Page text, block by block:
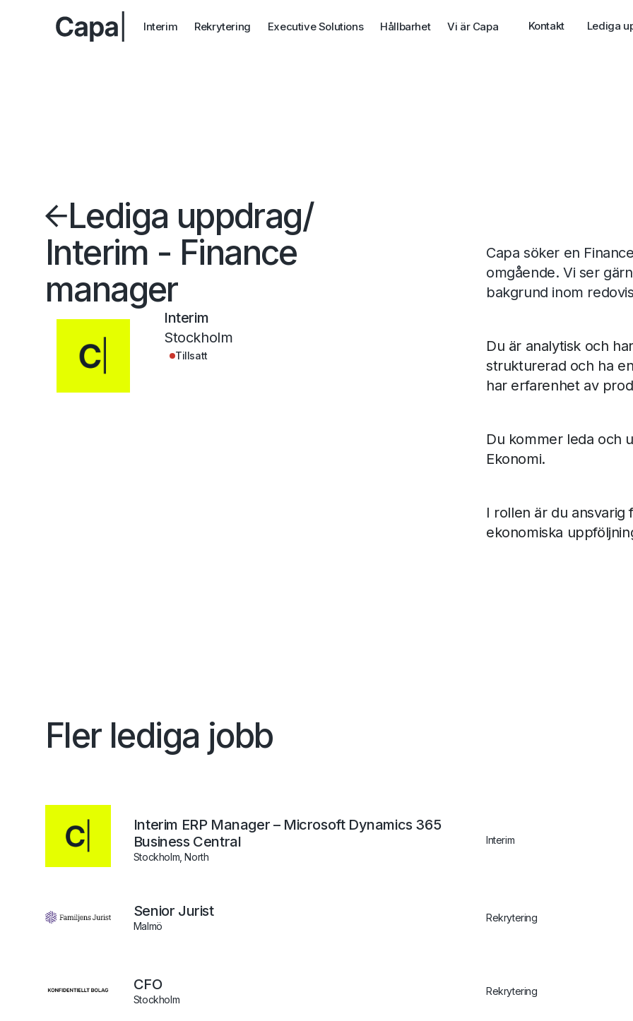
Interim Rekrytering Executive Solutions Hållbarhet Vi är Capa Kontakt Lediga
Lediga uppdrag/
Interim - Finance
manager
Interim
Stockholm
Tillsatt
Capa söker en
omgående. Vi ser
bakgrund inom
Du är analytisk och
strukturerad och ha
har erfarenhet av
Du kommer leda och
Ekonomi.
I rollen är du ansvarig
ekonomiska
Fler lediga jobb
Interim ERP Manager – Microsoft Dynamics 365
Business Central
Stockholm, North
Interim
Senior Jurist
Malmö
Rekrytering
CFO
Stockholm
Rekrytering